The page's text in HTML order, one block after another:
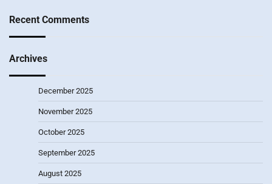
Recent Comments
Archives
December 2025
November 2025
October 2025
September 2025
August 2025